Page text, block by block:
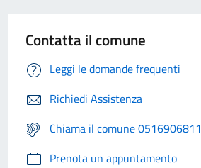
Contatta il comune
Leggi le domande frequenti
Richiedi Assistenza
Chiama il comune 0516906811
Prenota un appuntamento